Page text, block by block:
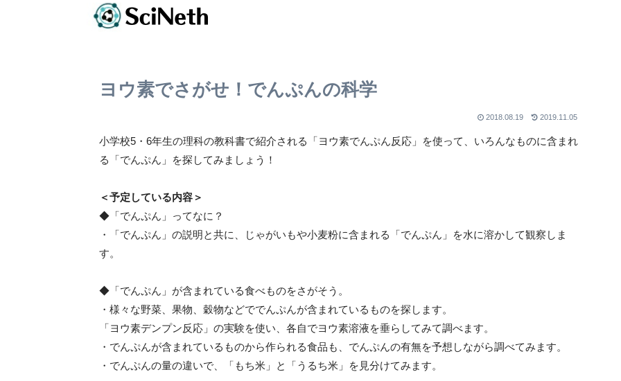
ヨウ素でさがせ！でんぷんの科学
2018.08.19 2019.11.05
小学校5・6年生の理科の教科書で紹介される「ヨウ素でんぷん反応」を使って、いろんなものに含まれ
る「でんぷん」を探してみましょう！
＜予定している内容＞
◆「でんぷん」ってなに？
・「でんぷん」の説明と共に、じゃがいもや小麦粉に含まれる「でんぷん」を水に溶かして観察しま
す。
◆「でんぷん」が含まれている食べものをさがそう。
・様々な野菜、果物、穀物などででんぷんが含まれているものを探します。
「ヨウ素デンプン反応」の実験を使い、各自でヨウ素溶液を垂らしてみて調べます。
・でんぷんが含まれているものから作られる食品も、でんぷんの有無を予想しながら調べてみます。
・でんぷんの量の違いで、「もち米」と「うるち米」を見分けてみます。